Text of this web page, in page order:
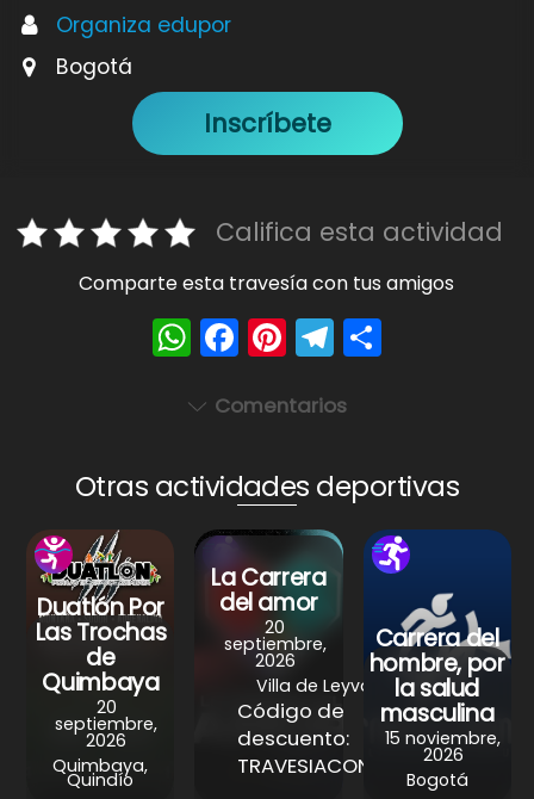
Organiza edupor
Bogotá
Inscríbete
Califica esta actividad
Comparte esta travesía con tus amigos
W
h
a
A
p
p
F
a
c
b
o
o
k
Pi
nt
er
st
T
el
e
a
m
Comentarios
Otras actividades deportivas
Duatlón Por
Las Trochas
de
Quimbaya
20
septiembre,
2026
Quimbaya,
Quindío
La Carrera
del amor
20
septiembre,
2026
Villa de Leyva
Código de
descuento:
TRAVESIACONAMOR
Carrera del
hombre, por
la salud
masculina
15 noviembre,
2026
Bogotá